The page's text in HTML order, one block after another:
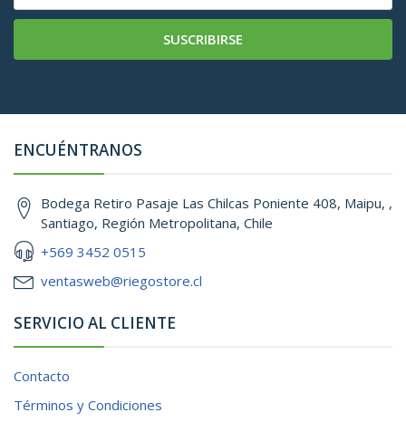
SUSCRIBIRSE
ENCUÉNTRANOS
Bodega Retiro Pasaje Las Chilcas Poniente 408, Maipu, ,
Santiago, Región Metropolitana, Chile
+569 3452 0515
ventasweb@riegostore.cl
SERVICIO AL CLIENTE
Contacto
Términos y Condiciones